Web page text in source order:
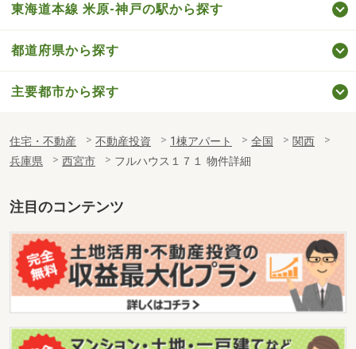
東海道本線 米原-神戸の駅から探す
都道府県から探す
主要都市から探す
住宅・不動産 不動産投資 1棟アパート 全国
関西
兵庫県
西宮市 フルハウス１７１ 物件詳細
注目のコンテンツ